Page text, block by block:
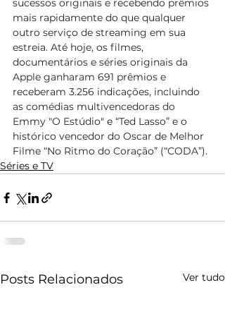
sucessos originais e recebendo prêmios
mais rapidamente do que qualquer
outro serviço de streaming em sua
estreia. Até hoje, os filmes,
documentários e séries originais da
Apple ganharam 691 prêmios e
receberam 3.256 indicações, incluindo
as comédias multivencedoras do
Emmy "O Estúdio" e “Ted Lasso” e o
histórico vencedor do Oscar de Melhor
Filme “No Ritmo do Coração” (“CODA”).
Séries e TV
Posts Relacionados Ver tudo